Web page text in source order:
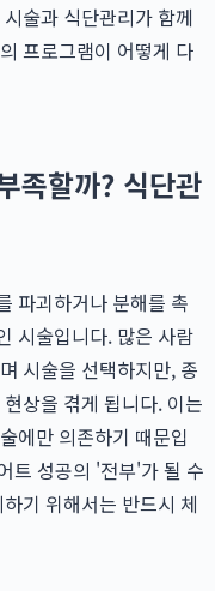
술과 식단관리가 함께
프로그램이 어떻게 다
족할까? 식단관
파괴하거나 분해를 촉
시술입니다. 많은 사람
시술을 선택하지만, 종
상을 겪게 됩니다. 이는
에만 의존하기 때문입
트 성공의 '전부'가 될 수
기 위해서는 반드시 체